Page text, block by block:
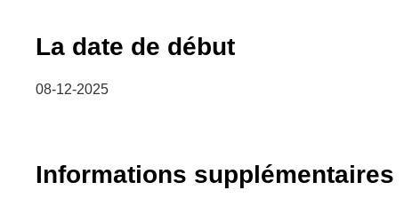
La date de début
08-12-2025
Informations supplémentaires